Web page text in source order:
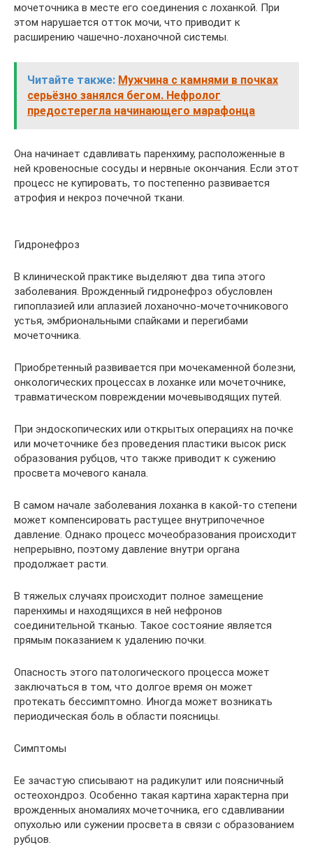
мочеточника в месте его соединения с лоханкой. При
этом нарушается отток мочи, что приводит к
расширению чашечно-лоханочной системы.
Читайте также: Мужчина с камнями в почках
серьёзно занялся бегом. Нефролог
предостерегла начинающего марафонца
Она начинает сдавливать паренхиму, расположенные в
ней кровеносные сосуды и нервные окончания. Если этот
процесс не купировать, то постепенно развивается
атрофия и некроз почечной ткани.
Гидронефроз
В клинической практике выделяют два типа этого
заболевания. Врожденный гидронефроз обусловлен
гипоплазией или аплазией лоханочно-мочеточникового
устья, эмбриональными спайками и перегибами
мочеточника.
Приобретенный развивается при мочекаменной болезни,
онкологических процессах в лоханке или мочеточнике,
травматическом повреждении мочевыводящих путей.
При эндоскопических или открытых операциях на почке
или мочеточнике без проведения пластики высок риск
образования рубцов, что также приводит к сужению
просвета мочевого канала.
В самом начале заболевания лоханка в какой-то степени
может компенсировать растущее внутрипочечное
давление. Однако процесс мочеобразования происходит
непрерывно, поэтому давление внутри органа
продолжает расти.
В тяжелых случаях происходит полное замещение
паренхимы и находящихся в ней нефронов
соединительной тканью. Такое состояние является
прямым показанием к удалению почки.
Опасность этого патологического процесса может
заключаться в том, что долгое время он может
протекать бессимптомно. Иногда может возникать
периодическая боль в области поясницы.
Симптомы
Ее зачастую списывают на радикулит или поясничный
остеохондроз. Особенно такая картина характерна при
врожденных аномалиях мочеточника, его сдавливании
опухолью или сужении просвета в связи с образованием
рубцов.